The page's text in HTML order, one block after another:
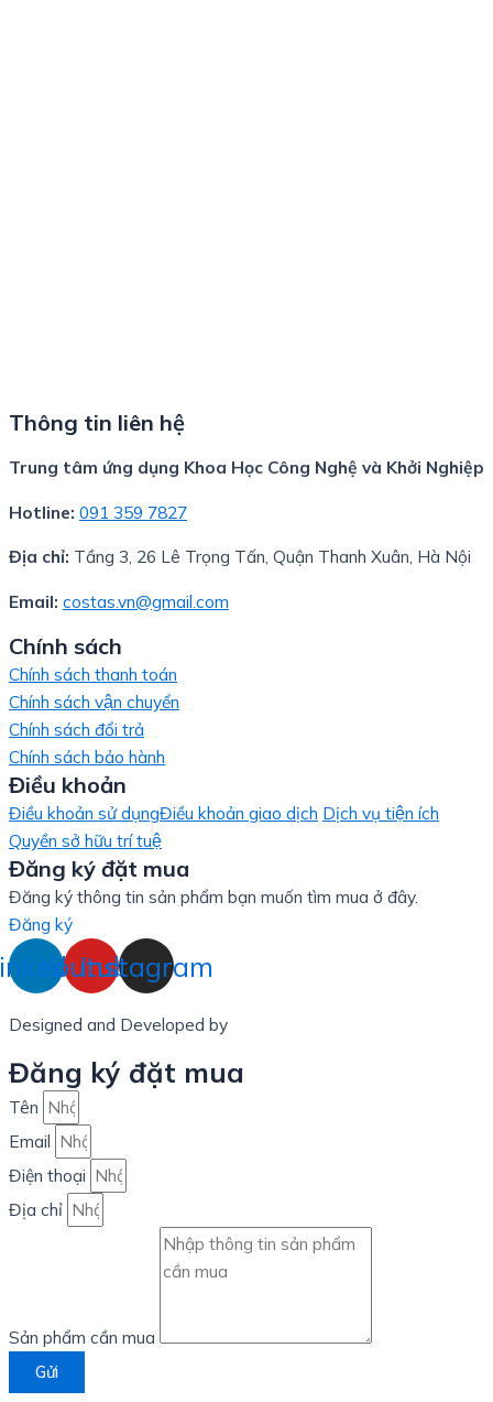
Thông tin liên hệ
Trung tâm ứng dụng Khoa Học Công Nghệ và Khởi Nghiệp
Hotline: 091 359 7827
Địa chỉ: Tầng 3, 26 Lê Trọng Tấn, Quận Thanh Xuân, Hà Nội
Email: costas.vn@gmail.com
Chính sách
Chính sách thanh toán
Chính sách vận chuyển
Chính sách đổi trả
Chính sách bảo hành
Điều khoản
Điều khoản sử dụngĐiều khoản giao dịch Dịch vụ tiện ích
Quyền sở hữu trí tuệ
Đăng ký đặt mua
Đăng ký thông tin sản phẩm bạn muốn tìm mua ở đây.
Đăng ký
Youtube
Instagram
Designed and Developed by
Đăng ký đặt mua
Tên
Email
Điện thoại
Địa chỉ
Sản phẩm cần mua
Gửi